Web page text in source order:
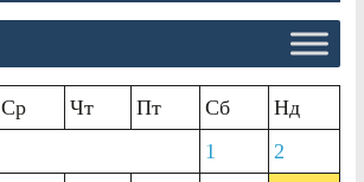
Ср Чт Пт Сб
Нд
1
2